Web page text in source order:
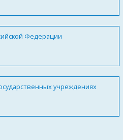
Федерации
учреждениях